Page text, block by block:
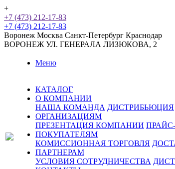
+
+7 (473) 212-17-83
+7 (473) 212-17-83
Воронеж Москва Санкт-Петербург Краснодар
ВОРОНЕЖ УЛ. ГЕНЕРАЛА ЛИЗЮКОВА, 2
Меню
КАТАЛОГ
О КОМПАНИИ
НАША КОМАНДА ДИСТРИБЬЮЦИЯ
ОРГАНИЗАЦИЯМ
ПРЕЗЕНТАЦИЯ КОМПАНИИ
ПОКУПАТЕЛЯМ
КОМИССИОННАЯ ТОРГОВЛЯ
ПАРТНЕРАМ
УСЛОВИЯ СОТРУДНИЧЕСТВА